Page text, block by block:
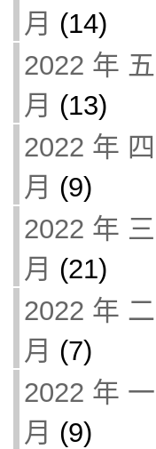
月 (14)
2022 年 五
月 (13)
2022 年 四
月 (9)
2022 年 三
月 (21)
2022 年 二
月 (7)
2022 年 一
月 (9)